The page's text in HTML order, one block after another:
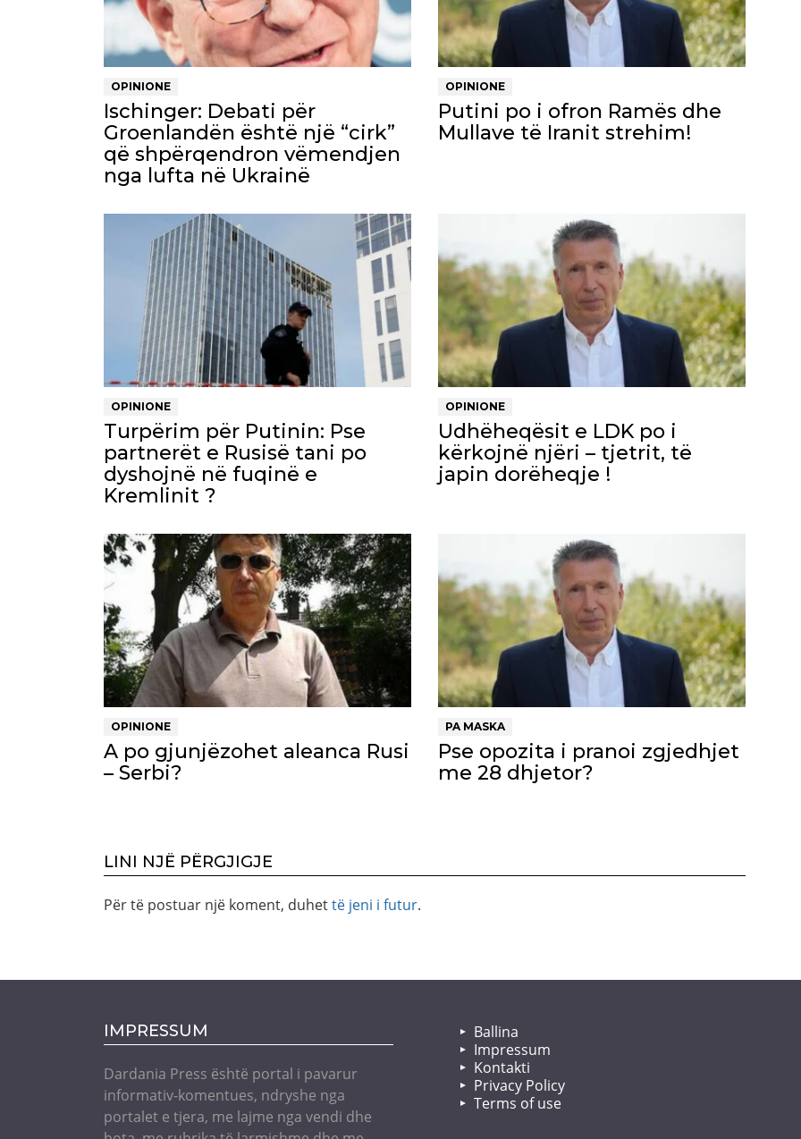
OPINIONE
Ischinger: Debati për
Groenlandën është një “cirk”
që shpërqendron vëmendjen
nga lufta në Ukrainë
OPINIONE
Putini po i ofron Ramës dhe
Mullave të Iranit strehim!
OPINIONE
Turpërim për Putinin: Pse
partnerët e Rusisë tani po
dyshojnë në fuqinë e
Kremlinit ?
OPINIONE
Udhëheqësit e LDK po i
kërkojnë njëri – tjetrit, të
japin dorëheqje !
OPINIONE
A po gjunjëzohet aleanca Rusi
– Serbi?
PA MASKA
Pse opozita i pranoi zgjedhjet
me 28 dhjetor?
LINI NJË PËRGJIGJE
Për të postuar një koment, duhettë jeni i futur.
IMPRESSUM
Dardania Press është portal i pavarur
informativ-komentues, ndryshe nga
portalet e tjera, me lajme nga vendi dhe
Ballina
Impressum
Kontakti
Privacy Policy
Terms of use